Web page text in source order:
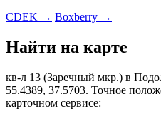
CDEK → Boxberry →
Найти на карте
кв-л 13 (Заречный мкр.) в
55.4389, 37.5703. Точное
карточном сервисе: